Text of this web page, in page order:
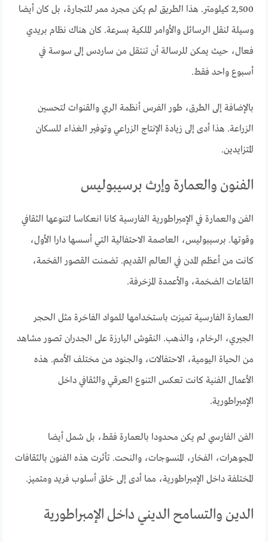
2,500 كيلومتر. هذا الطريق لم يكن مجرد ممر للتجارة، بل كان أيضا
وسيلة لنقل الرسائل والأوامر الملكية بسرعة. كان هناك نظام بريدي
فعال، حيث يمكن للرسالة أن تنتقل من ساردس إلى سوسة في
أسبوع واحد فقط.
بالإضافة إلى الطرق، طور الفرس أنظمة الري والقنوات لتحسين
الزراعة. هذا أدى إلى زيادة الإنتاج الزراعي وتوفير الغذاء للسكان
المتزايدين.
الفنون والعمارة وإرث برسيبوليس
الفن والعمارة في الإمبراطورية الفارسية كانا انعكاسا لتنوعها الثقافي
وقوتها. برسيبوليس، العاصمة الاحتفالية التي أسسها دارا الأول،
كانت من أعظم المدن في العالم القديم. تضمنت القصور الفخمة،
القاعات الضخمة، والأعمدة المزخرفة.
العمارة الفارسية تميزت باستخدامها للمواد الفاخرة مثل الحجر
الجيري، الرخام، والذهب. النقوش البارزة على الجدران تصور مشاهد
من الحياة اليومية، الاحتفالات، والجنود من مختلف الأمم. هذه
الأعمال الفنية كانت تعكس التنوع العرقي والثقافي داخل
الإمبراطورية.
الفن الفارسي لم يكن محدودا بالعمارة فقط، بل شمل أيضا
المجوهرات، الفخار، المنسوجات، والنحت. تأثرت هذه الفنون بالثقافات
المختلفة داخل الإمبراطورية، مما أدى إلى خلق أسلوب فريد ومتميز.
الدين والتسامح الديني داخل الإمبراطورية